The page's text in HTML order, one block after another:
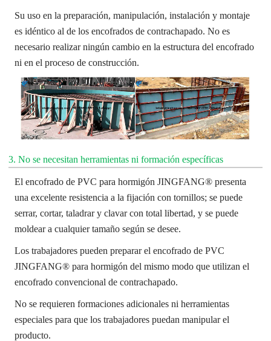
Su uso en la preparación, manipulación, instalación y montaje
es idéntico al de los encofrados de contrachapado. No es
necesario realizar ningún cambio en la estructura del encofrado
ni en el proceso de construcción.
3. No se necesitan herramientas ni formación específicas
El encofrado de PVC para hormigón JINGFANG® presenta
una excelente resistencia a la fijación con tornillos; se puede
serrar, cortar, taladrar y clavar con total libertad, y se puede
moldear a cualquier tamaño según se desee.
Los trabajadores pueden preparar el encofrado de PVC
JINGFANG® para hormigón del mismo modo que utilizan el
encofrado convencional de contrachapado.
No se requieren formaciones adicionales ni herramientas
especiales para que los trabajadores puedan manipular el
producto.